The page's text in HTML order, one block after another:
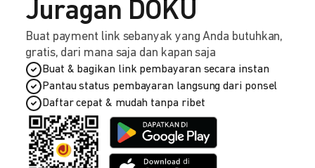
Juragan DOKU
Buat payment link sebanyak yang Anda butuhkan,
gratis, dari mana saja dan kapan saja
Buat & bagikan link pembayaran secara instan
Pantau status pembayaran langsung dari ponsel
Daftar cepat & mudah tanpa ribet